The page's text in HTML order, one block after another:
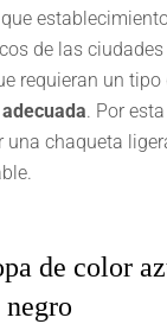
de las
requieran un tipo
. Por
una chaqueta
de color
negro